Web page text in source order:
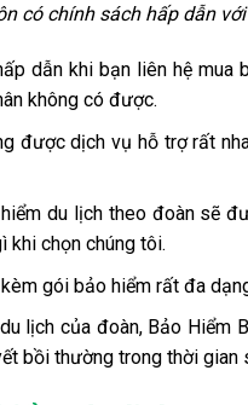
có chính sách hấp dẫn
dẫn khi bạn liên hệ
không có được.
được dịch vụ hỗ trợ rất
du lịch theo đoàn sẽ
khi chọn chúng tôi.
gói bảo hiểm rất đa
lịch của đoàn, Bảo Hiểm
bồi thường trong thời gian